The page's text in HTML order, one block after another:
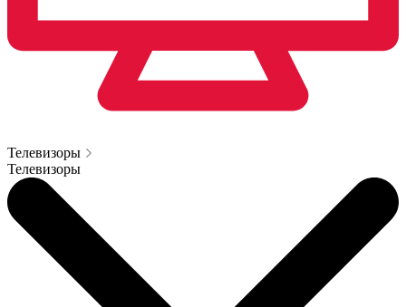
Телевизоры
Телевизоры